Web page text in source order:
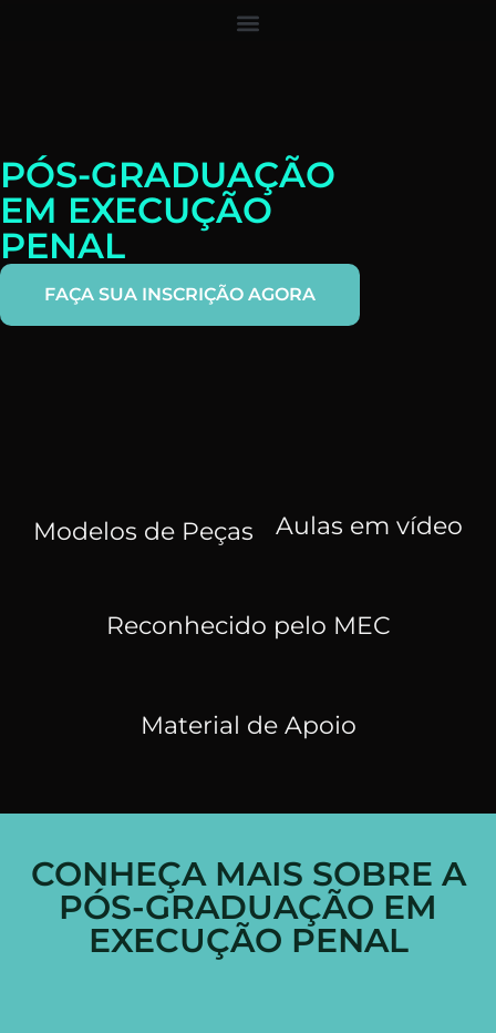
PÓS-GRADUAÇÃO
EM EXECUÇÃO
PENAL
FAÇA SUA INSCRIÇÃO AGORA
Modelos de Peças Aulas em vídeo
Reconhecido pelo MEC
Material de Apoio
CONHEÇA MAIS SOBRE A
PÓS-GRADUAÇÃO EM
EXECUÇÃO PENAL